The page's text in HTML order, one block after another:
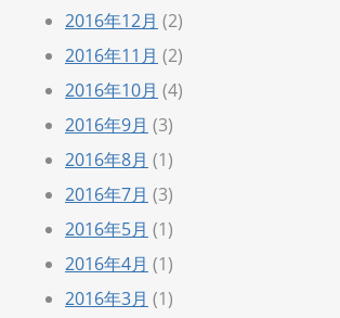
2016年12月 (2)
2016年11月 (2)
2016年10月 (4)
2016年9月 (3)
2016年8月 (1)
2016年7月 (3)
2016年5月 (1)
2016年4月 (1)
2016年3月 (1)